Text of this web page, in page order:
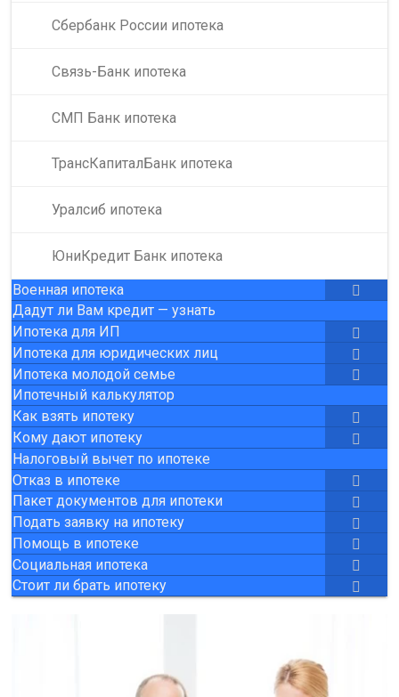
Сбербанк России ипотека
Связь-Банк ипотека
СМП Банк ипотека
ТрансКапиталБанк ипотека
Уралсиб ипотека
ЮниКредит Банк ипотека
Военная ипотека
Дадут ли Вам кредит — узнать
Ипотека для ИП
Ипотека для юридических лиц
Ипотека молодой семье
Ипотечный калькулятор
Как взять ипотеку
Кому дают ипотеку
Налоговый вычет по ипотеке
Отказ в ипотеке
Пакет документов для ипотеки
Подать заявку на ипотеку
Помощь в ипотеке
Социальная ипотека
Стоит ли брать ипотеку